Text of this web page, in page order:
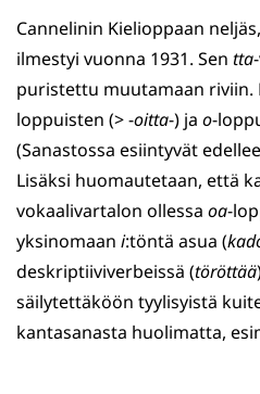
Cannelinin Kielioppaan
ilmestyi vuonna 1931. Sen tta
puristettu muutamaan riviin.
loppuisten (> -oitta-) ja o-
(Sanastossa esiintyvät
Lisäksi huomautetaan, että
vokaalivartalon ollessa oa-
yksinomaan i:töntä asua (
deskriptiiviverbeissä (töröttää
säilytettäköön tyylisyistä
kantasanasta huolimatta,